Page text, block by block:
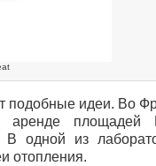
подобные идеи. Во
аренде площадей
одной из
отопления.